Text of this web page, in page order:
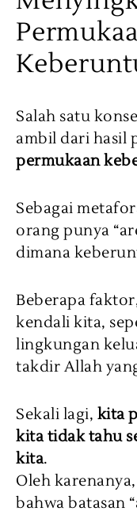
Salah satu
ambil dari hasil
permukaan
Sebagai
orang punya
dimana
Beberapa
kendali kita,
lingkungan
takdir Allah
Sekali lagi, kita
kita tidak tahu
kita.
Oleh
bahwa batasan